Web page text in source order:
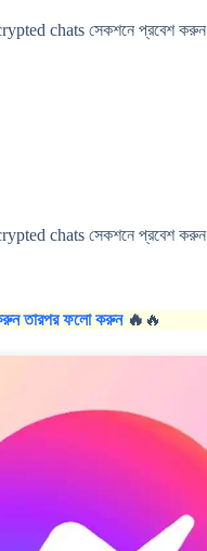
chats সেকশনে প্রবেশ করুন
chats সেকশনে প্রবেশ করুন
তারপর ফলো করুন🔥 🔥